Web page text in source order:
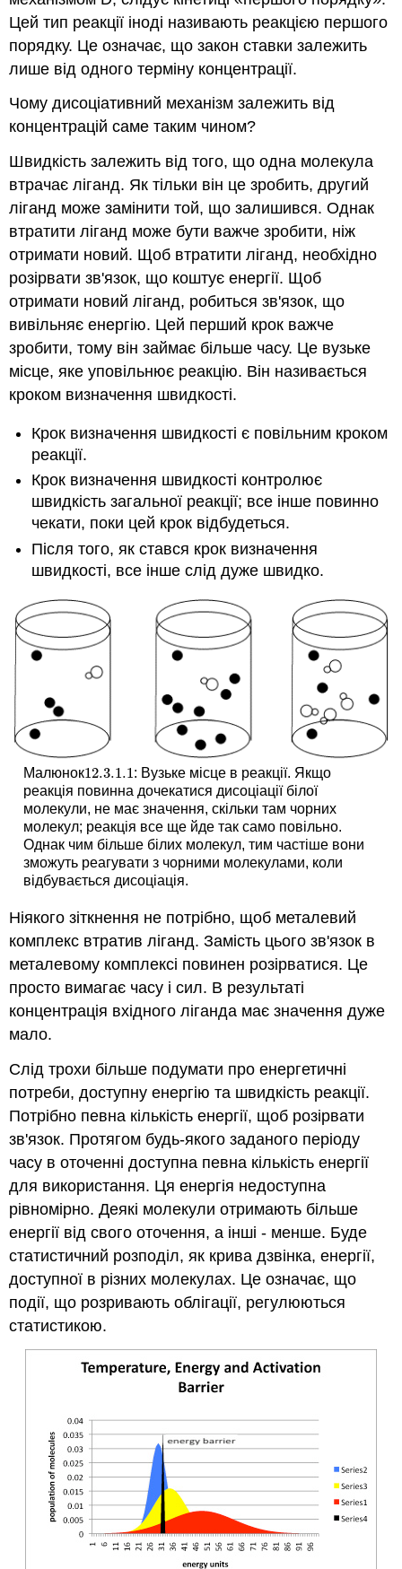
Цей тип реакції іноді називають реакцією першого
порядку. Це означає, що закон ставки залежить
лише від одного терміну концентрації.
Чому дисоціативний механізм залежить від
концентрацій саме таким чином?
Швидкість залежить від того, що одна молекула
втрачає ліганд. Як тільки він це зробить, другий
ліганд може замінити той, що залишився. Однак
втратити ліганд може бути важче зробити, ніж
отримати новий. Щоб втратити ліганд, необхідно
розірвати зв'язок, що коштує енергії. Щоб
отримати новий ліганд, робиться зв'язок, що
вивільняє енергію. Цей перший крок важче
зробити, тому він займає більше часу. Це вузьке
місце, яке уповільнює реакцію. Він називається
кроком визначення швидкості.
Крок визначення швидкості є повільним кроком
реакції.
Крок визначення швидкості контролює
швидкість загальної реакції; все інше повинно
чекати, поки цей крок відбудеться.
Після того, як стався крок визначення
швидкості, все інше слід дуже швидко.
Малюнок12.3.1.1
12.3.1.1: Вузьке місце в реакції. Якщо
реакція повинна дочекатися дисоціації білої
молекули, не має значення, скільки там чорних
молекул; реакція все ще йде так само повільно.
Однак чим більше білих молекул, тим частіше вони
зможуть реагувати з чорними молекулами, коли
відбувається дисоціація.
Ніякого зіткнення не потрібно, щоб металевий
комплекс втратив ліганд. Замість цього зв'язок в
металевому комплексі повинен розірватися. Це
просто вимагає часу і сил. В результаті
концентрація вхідного ліганда має значення дуже
мало.
Слід трохи більше подумати про енергетичні
потреби, доступну енергію та швидкість реакції.
Потрібно певна кількість енергії, щоб розірвати
зв'язок. Протягом будь-якого заданого періоду
часу в оточенні доступна певна кількість енергії
для використання. Ця енергія недоступна
рівномірно. Деякі молекули отримають більше
енергії від свого оточення, а інші - менше. Буде
статистичний розподіл, як крива дзвінка, енергії,
доступної в різних молекулах. Це означає, що
події, що розривають облігації, регулюються
статистикою.